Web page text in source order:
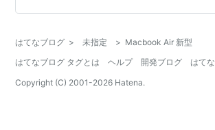
る方は、メモリ8GBのものも在庫処分で
はてなブログ > 未指定 > Macbook Air 新型
はてなブログ タグとは
ヘルプ 開発ブログ
はて
Copyright (C) 2001-2026 Hatena.